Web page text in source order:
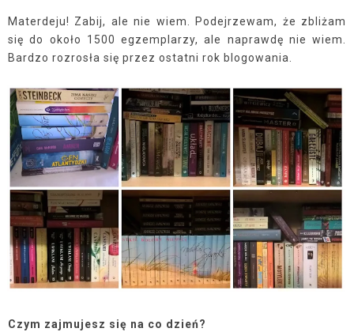
Materdeju! Zabij, ale nie wiem. Podejrzewam, że zbliżam
się do około 1500 egzemplarzy, ale naprawdę nie wiem.
Bardzo rozrosła się przez ostatni rok blogowania.
Czym zajmujesz się na co dzień?